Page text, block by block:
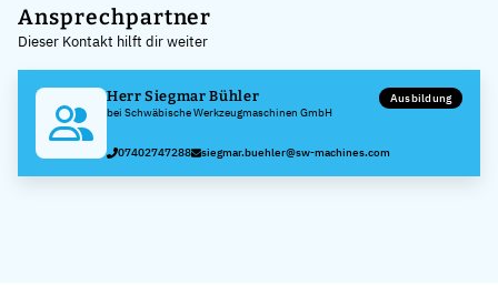
+
−
Ansprechpartner
Dieser Kontakt hilft dir weiter
Herr Siegmar Bühler
bei Schwäbische Werkzeugmaschinen GmbH
Ausbildung
07402747288 siegmar.buehler@sw-machines.com